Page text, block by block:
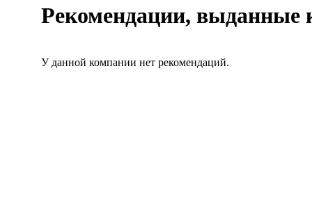
Рекомендации, выданные
У данной компании нет рекомендаций.